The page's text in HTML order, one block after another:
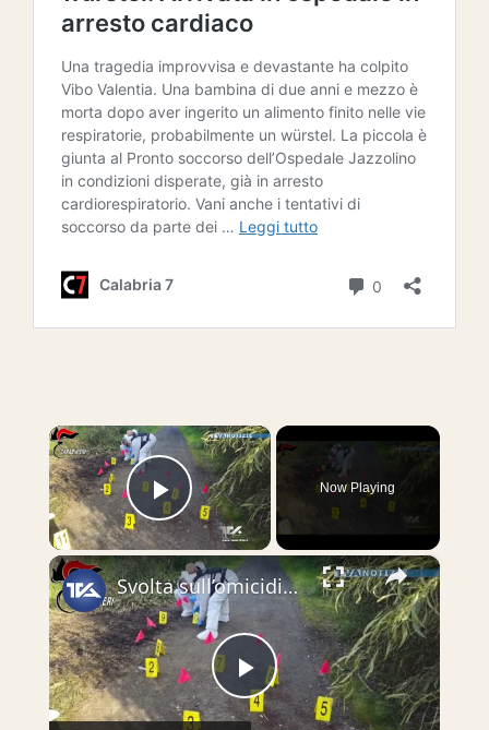
×
Play Video
Now Playing
×
Play
Svolta sull’omicidio di Salvatore Alfio Privitera, ritrovato carbonizzato il 6 gennaio nelle campagn